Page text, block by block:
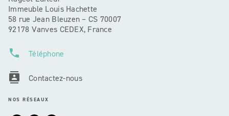
Immeuble Louis Hachette
58 rue Jean Bleuzen – CS 70007
92178 Vanves CEDEX, France
phone Téléphone
contacts Contactez-nous
NOS RÉSEAUX